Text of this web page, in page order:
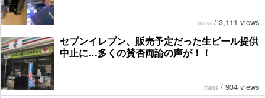
mass / 3,111 views
セブンイレブン、販売予定だった生ビール提供
中止に…多くの賛否両論の声が！！
mass / 934 views